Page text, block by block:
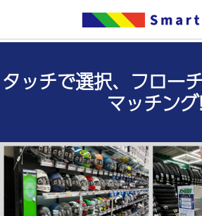
タッチで選択、フロー
マッチン